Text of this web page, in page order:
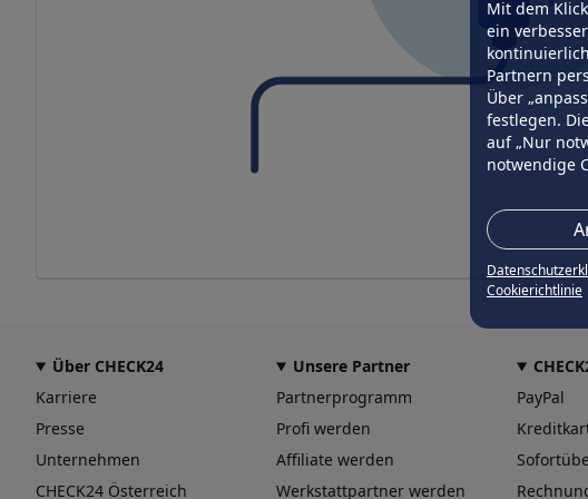
Mit dem
ein
Partnern
Über
festlegen.
auf „Nur
notwendige
Cookierichtlinie
Über CHECK24
Karriere
Presse
Unternehmen
CHECK24 Österreich
Unsere Partner
Partnerprogramm
Profi werden
Affiliate werden
Werkstattpartner werden
PayPal